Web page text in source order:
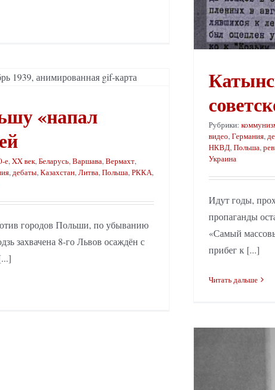
Рубрики:
видео, Германия,
НКВД, Польша,
Украина
Идут годы,
пропаганды
«Самый
прибег к [...]
Читать дальше
«напал
е,XX век,Беларусь,Варшава,Вермахт,
,дебаты,Казахстан,Литва,Польша,РККА,
городов Польши, по убыванию
захвачена 8-го Львов осаждён с